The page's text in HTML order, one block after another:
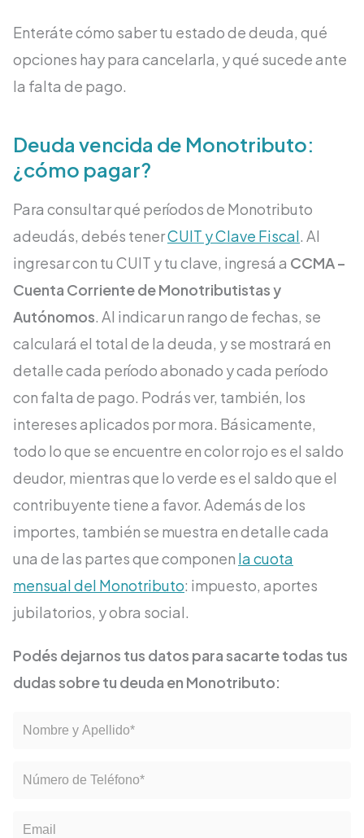
Enteráte cómo saber tu estado de deuda, qué
opciones hay para cancelarla, y qué sucede ante
la falta de pago.
Deuda vencida de Monotributo:
¿cómo pagar?
Para consultar qué períodos de Monotributo
adeudás, debés tenerCUIT y Clave Fiscal. Al
ingresar con tu CUIT y tu clave, ingresá a CCMA –
Cuenta Corriente de Monotributistas y
Autónomos. Al indicar un rango de fechas, se
calculará el total de la deuda, y se mostrará en
detalle cada período abonado y cada período
con falta de pago. Podrás ver, también, los
intereses aplicados por mora. Básicamente,
todo lo que se encuentre en color rojo es el saldo
deudor, mientras que lo verde es el saldo que el
contribuyente tiene a favor. Además de los
importes, también se muestra en detalle cada
una de las partes que componen la cuota
mensual del Monotributo: impuesto, aportes
jubilatorios, y obra social.
Podés dejarnos tus datos para sacarte todas tus
dudas sobre tu deuda en Monotributo: